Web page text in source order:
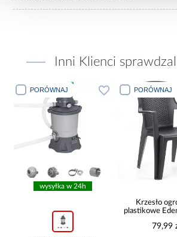
Inni Klienci
PORÓWNAJ
wysyłka w 24h
PORÓWNAJ
Krzesło
plastikowe
79,99